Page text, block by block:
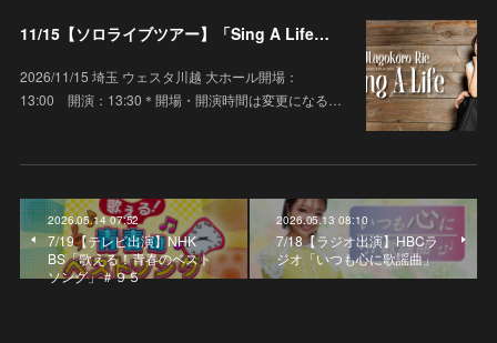
11/15【ソロライブツアー】「Sing A Life」埼玉 ウェスタ川越 大ホール
2026/11/15 埼玉 ウェスタ川越 大ホール開場：
13:00 開演：13:30＊開場・開演時間は変更になる…
2026.05.14 07:52
7/19【テレビ出演】NHK
BS「歌える！青春のベスト
ソング」＃９５
2026.05.13 08:10
7/18【ラジオ出演】HBCラ
ジオ「いつも心に歌謡曲」